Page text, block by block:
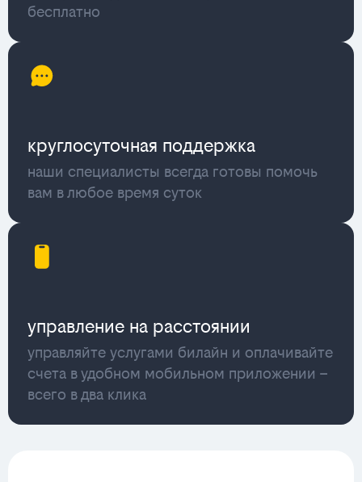
бесплатно
круглосуточная поддержка
наши специалисты всегда готовы помочь
вам в любое время суток
управление на расстоянии
управляйте услугами билайн и оплачивайте
счета в удобном мобильном приложении –
всего в два клика